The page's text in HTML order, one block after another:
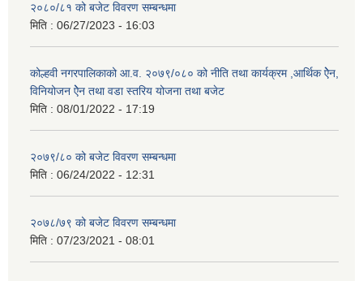
२०८०/८१ को बजेट विवरण सम्बन्धमा
मिति : 06/27/2023 - 16:03
कोल्हवी नगरपालिकाको आ.व. २०७९/०८० को नीति तथा कार्यक्रम ,आर्थिक ऐेन,
विनियोजन ऐेन तथा वडा स्तरिय योजना तथा बजेट
मिति : 08/01/2022 - 17:19
२०७९/८० को बजेट विवरण सम्बन्धमा
मिति : 06/24/2022 - 12:31
२०७८/७९ को बजेट विवरण सम्बन्धमा
मिति : 07/23/2021 - 08:01